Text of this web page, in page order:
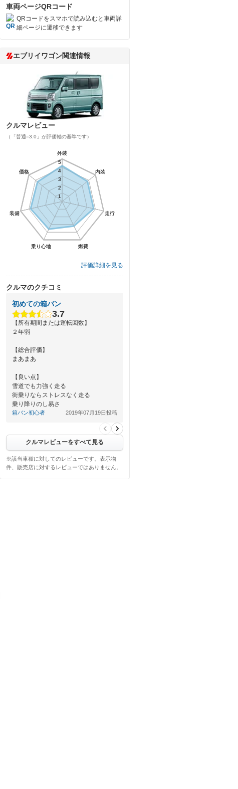
車両ページQRコード
QRコードをスマホで読み込むと車両詳
細ページに遷移できます
エブリイワゴン関連情報
クルマレビュー
（「普通=3.0」が評価軸の基準です）
外装
内装
走行
燃費
乗り心地
装備
価格
1
2
3
4
5
外装
内装
走行
燃費
乗り心地
装備
価格
1
2
3
4
5
評価詳細を見る
クルマのクチコミ
初めての箱バン
3.7
【所有期間または運転回数】
２年弱
【総合評価】
まあまあ
【良い点】
雪道でも力強く走る
街乗りならストレスなく走る
乗り降りのし易さ
内装の質感もまあまあ
（要望するな…
箱バン初心者 2019年07月19日投稿
クルマレビューをすべて見る
※該当車種に対してのレビューです。表示物
件、販売店に対するレビューではありません。